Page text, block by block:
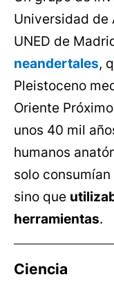
Universidad de
UNED de
neandertales,
Pleistoceno
Oriente
unos 40 mil
humanos
solo
sino que
herramientas.
Ciencia